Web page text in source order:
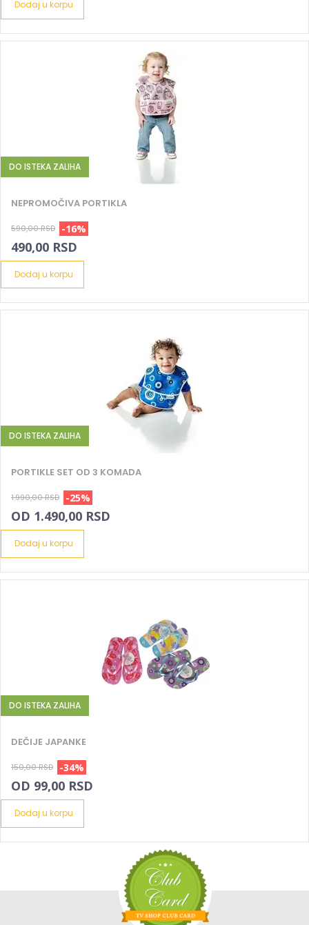
Dodaj u korpu
DO ISTEKA ZALIHA
NEPROMOČIVA PORTIKLA
590,00 RSD -16%
490,00 RSD
Dodaj u korpu
DO ISTEKA ZALIHA
PORTIKLE SET OD 3 KOMADA
1.990,00 RSD -25%
OD 1.490,00 RSD
Dodaj u korpu
DO ISTEKA ZALIHA
DEČIJE JAPANKE
150,00 RSD -34%
OD 99,00 RSD
Dodaj u korpu